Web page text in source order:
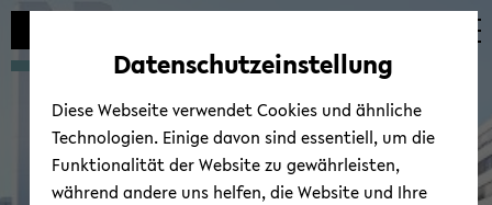
Automatische
vermeiden
zum
wechseln
zum
wechseln
zum
wechseln
Datenschutzeinstellung
Diese Webseite verwendet Cookies und ähnliche
Technologien. Einige davon sind essentiell, um die
Funktionalität der Website zu gewährleisten,
während andere uns helfen, die Website und Ihre